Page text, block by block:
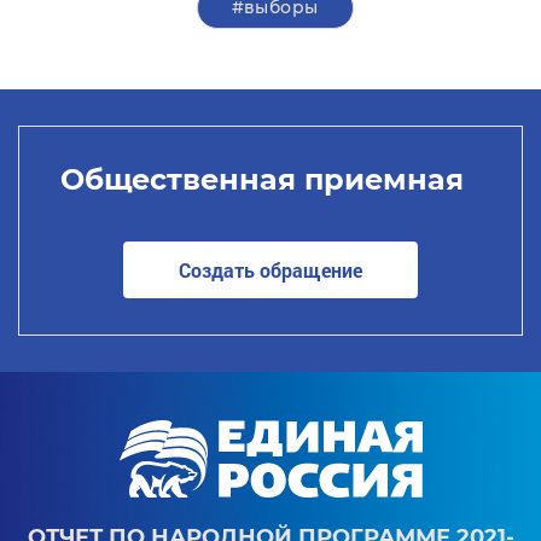
#выборы
Общественная приемная
Создать обращение